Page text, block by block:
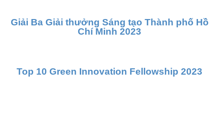
Giải Ba Giải thưởng Sáng tạo Thành phố Hồ
Chí Minh 2023
Top 10 Green Innovation Fellowship 2023